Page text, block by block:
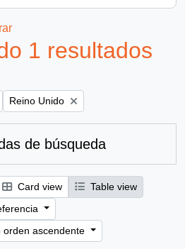
1 resultados
Remove filter:
Reino Unido
de búsqueda
Card view
Table view
orden ascendente